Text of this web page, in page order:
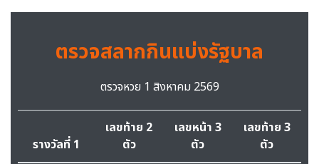
ตรวจสลากกินแบ่งรัฐบาล
ตรวจหวย 1 สิงหาคม 2569
รางวัลที่ 1
เลขท้าย 2
ตัว
เลขหน้า 3
ตัว
เลขท้าย 3
ตัว